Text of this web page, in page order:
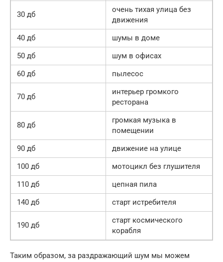
30 дб
очень тихая улица без
движения
40 дб
шумы в доме
50 дб
шум в офисах
60 дб
пылесос
70 дб
интерьер громкого
ресторана
80 дб
громкая музыка в
помещении
90 дб
движение на улице
100 дб
мотоцикл без глушителя
110 дб
цепная пила
140 дб
старт истребителя
190 дб
старт космического
корабля
Таким образом, за раздражающий шум мы можем